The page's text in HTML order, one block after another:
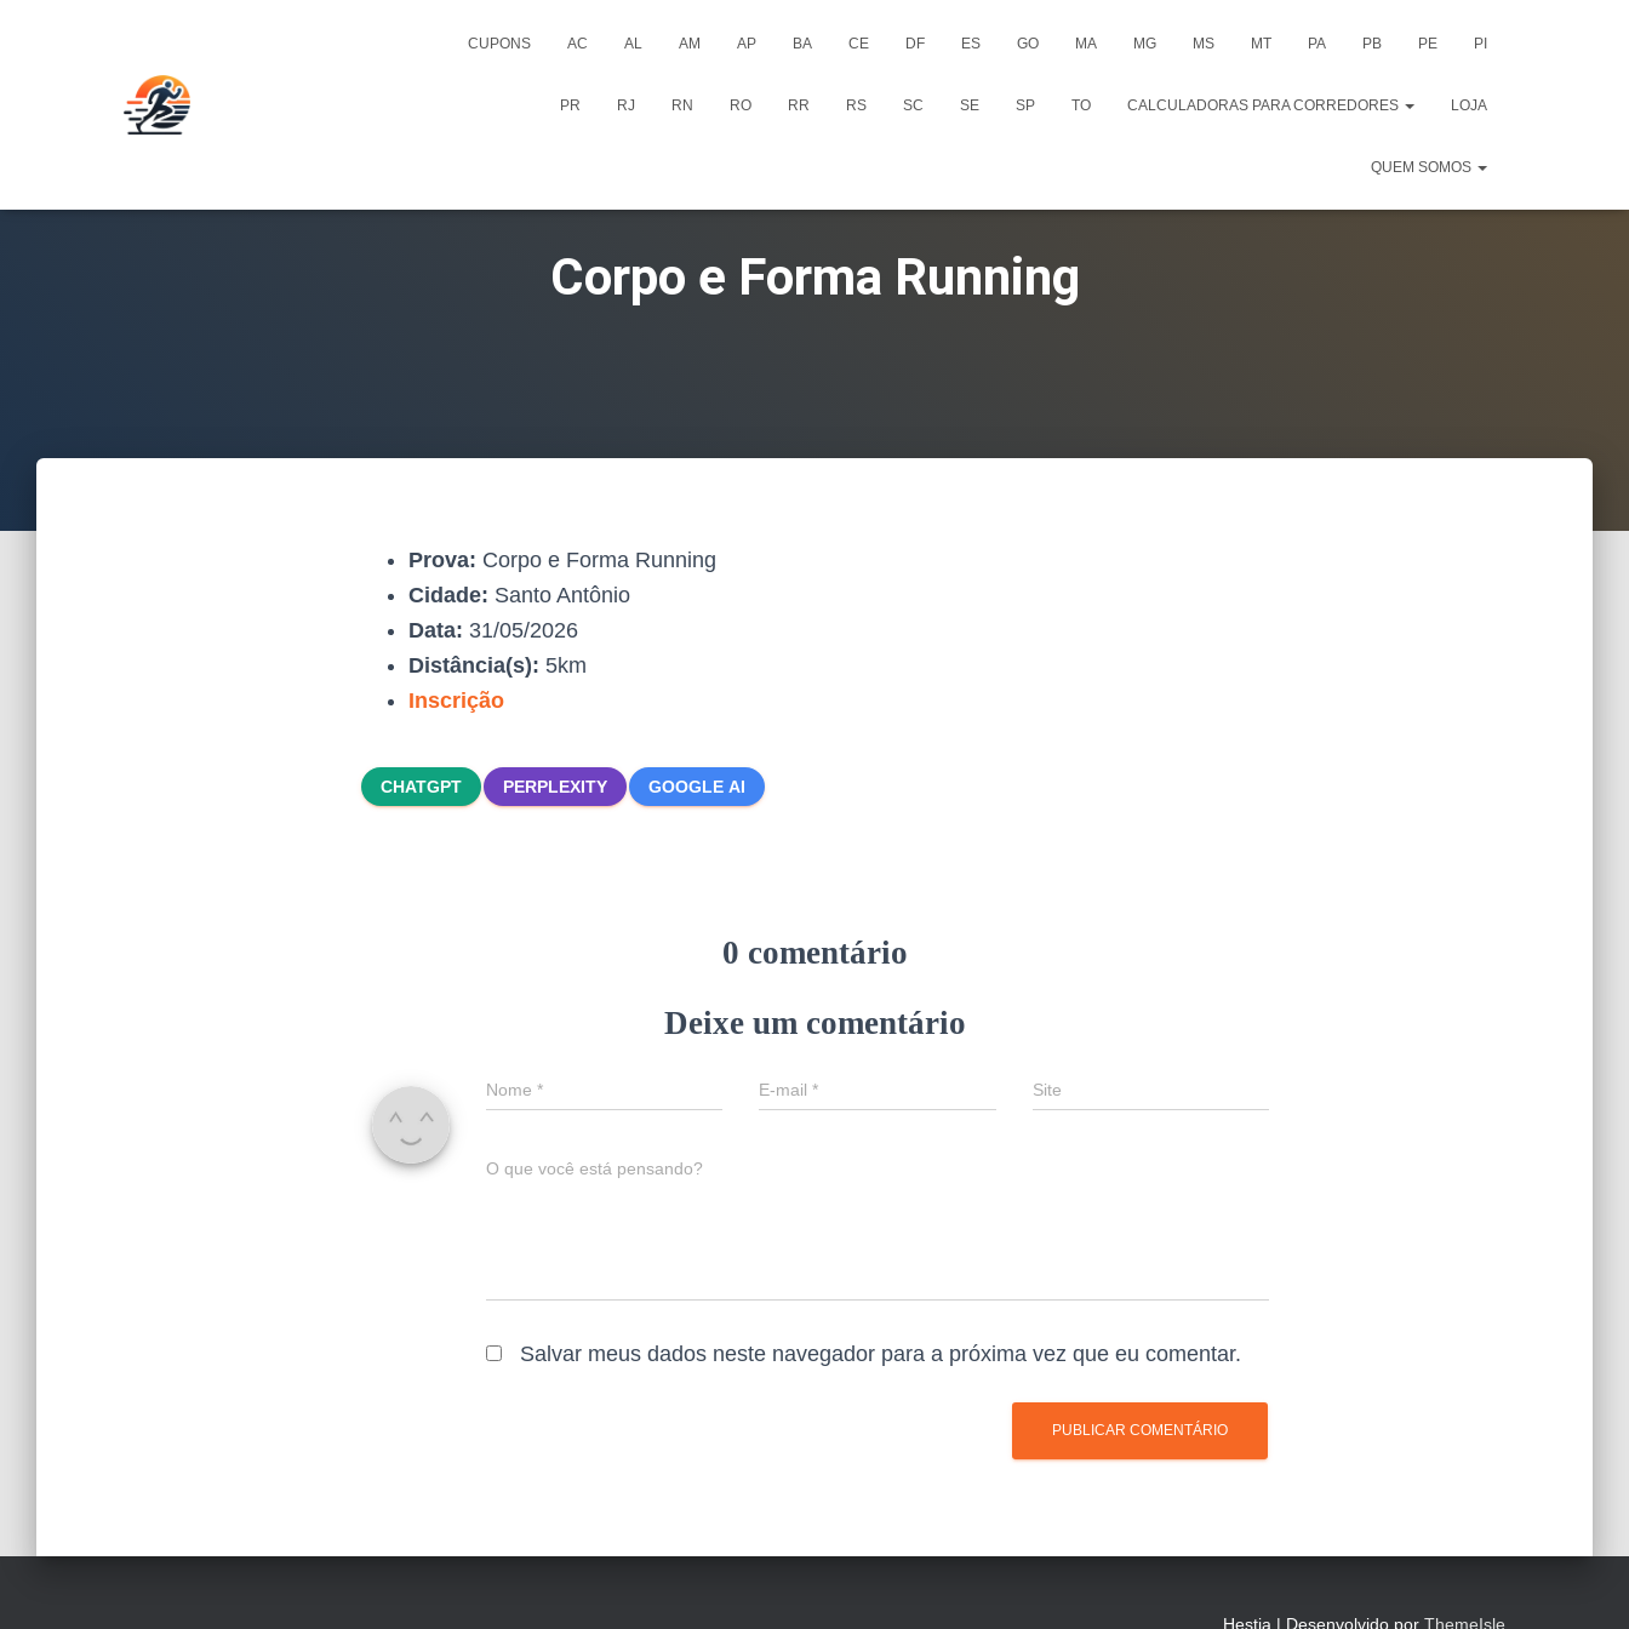
CUPONS AC AL AM AP BA CE DF ES GO MA MG MS MT PA PB PE PI
PR RJ RN RO RR RS SC SE SP TO CALCULADORAS PARA CORREDORES LOJA
QUEM SOMOS
Corpo e Forma Running
Prova: Corpo e Forma Running
Cidade: Santo Antônio
Data: 31/05/2026
Distância(s): 5km
Inscrição
CHATGPT PERPLEXITY GOOGLE AI
0 comentário
Deixe um comentário
Nome * E-mail* Site
O que você está pensando?
Salvar meus dados neste navegador para a próxima vez que eu comentar.
Hestia | Desenvolvido por ThemeIsle